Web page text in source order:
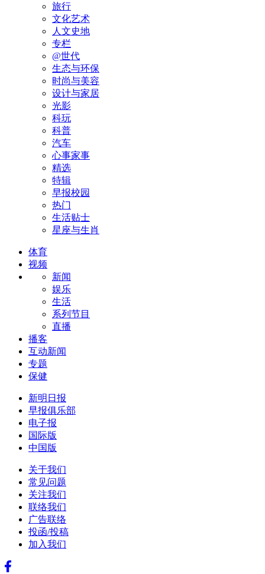
旅行
文化艺术
人文史地
专栏
@世代
生态与环保
时尚与美容
设计与家居
光影
科玩
科普
汽车
心事家事
精选
特辑
早报校园
热门
生活贴士
星座与生肖
体育
视频
新闻
娱乐
生活
系列节目
直播
播客
互动新闻
专题
保健
新明日报
早报俱乐部
电子报
国际版
中国版
关于我们
常见问题
关注我们
联络我们
广告联络
投函/投稿
加入我们